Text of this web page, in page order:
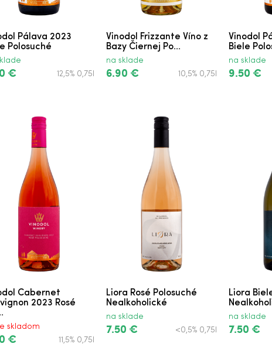
Pálava 2023
Polosuché
€ 12,5% 0,75l
Vinodol Frizzante Víno z
Bazy Čiernej Po...
na sklade
6.90 € 10,5% 0,75l
Vinodol
Biele
na sklade
9.50 €
Cabernet
2023 Rosé
skladom
€ 11,5% 0,75l
Liora Rosé Polosuché
Nealkoholické
na sklade
7.50 € <0,5% 0,75l
Liora
na sklade
7.50 €